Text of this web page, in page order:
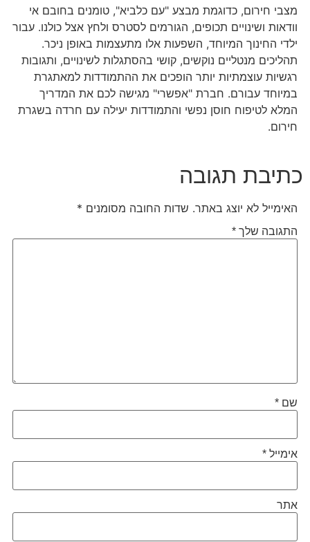
מצבי חירום, כדוגמת מבצע "עם כלביא", טומנים בחובם אי
וודאות ושינויים תכופים, הגורמים לסטרס ולחץ אצל כולנו. עבור
ילדי החינוך המיוחד, השפעות אלו מתעצמות באופן ניכר.
תהליכים מנטליים נוקשים, קושי בהסתגלות לשינויים, ותגובות
רגשיות עוצמתיות יותר הופכים את ההתמודדות למאתגרת
במיוחד עבורם. חברת "אפשרי" מגישה לכם את המדריך
המלא לטיפוח חוסן נפשי והתמודדות יעילה עם חרדה בשגרת
חירום.
כתיבת תגובה
האימייל לא יוצג באתר. שדות החובה מסומנים *
התגובה שלך *
שם *
אימייל *
אתר